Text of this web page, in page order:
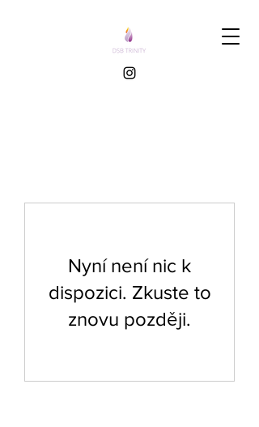
Nyní není nic k
dispozici. Zkuste to
znovu později.